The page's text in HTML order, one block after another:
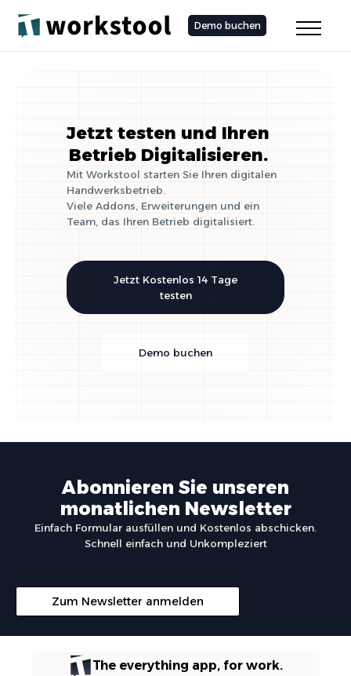
Demo buchen
Jetzt testen und Ihren
Betrieb Digitalisieren.
Mit Workstool starten Sie Ihren digitalen
Handwerksbetrieb.
Viele Addons, Erweiterungen und ein
Team, das Ihren Betrieb digitalisiert.
Jetzt Kostenlos 14 Tage
testen
Demo buchen
Abonnieren Sie unseren
monatlichen Newsletter
Einfach Formular ausfüllen und Kostenlos abschicken.
Schnell einfach und Unkompleziert
Zum Newsletter anmelden
The everything app, for work.